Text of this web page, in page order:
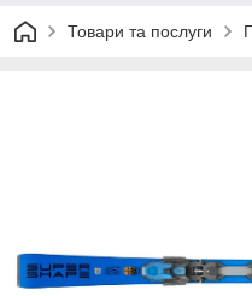
Товари та послуги